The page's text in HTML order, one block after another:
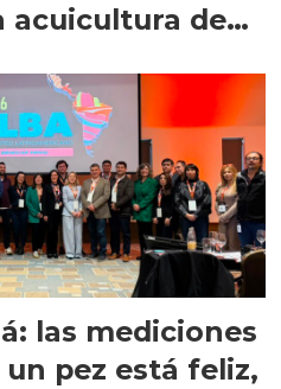
acuicultura de
las mediciones
pez está feliz,